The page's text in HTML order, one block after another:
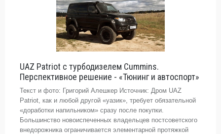
UAZ Patriot с турбодизелем Cummins.
Перспективное решение - «Тюнинг и автоспорт»
Текст и фото: Григорий Алешкер Источник: Дром UAZ
Patriot, как и любой другой «уазик», требует обязательной
«доработки напильником» сразу после покупки.
Большинство новоиспеченных владельцев постсоветского
внедорожника ограничивается элементарной протяжкой